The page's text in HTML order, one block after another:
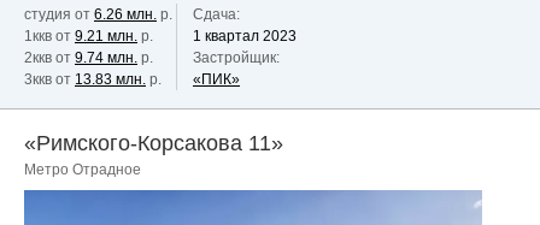
студия от 6.26 млн. р.
1ккв от 9.21 млн. р.
2ккв от 9.74 млн. р.
3ккв от 13.83 млн. р.
Сдача:
1 квартал 2023
Застройщик:
«ПИК»
«Римского-Корсакова 11»
Метро Отрадное